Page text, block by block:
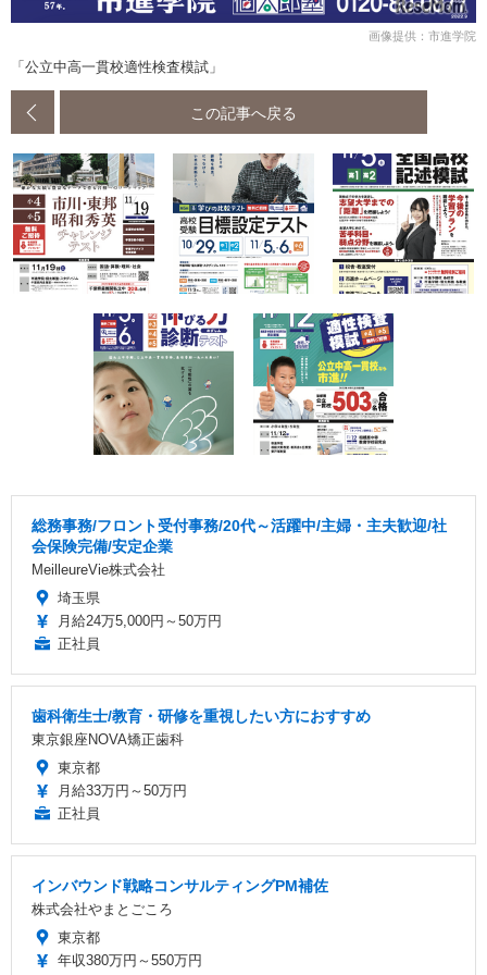
画像提供：市進学院
「公立中高一貫校適性検査模試」
この記事へ戻る
総務事務/フロント受付事務/20代～活躍中/主婦・主夫歓迎/社
会保険完備/安定企業
MeilleureVie株式会社
埼玉県
月給24万5,000円～50万円
正社員
歯科衛生士/教育・研修を重視したい方におすすめ
東京銀座NOVA矯正歯科
東京都
月給33万円～50万円
正社員
インバウンド戦略コンサルティングPM補佐
株式会社やまとごころ
東京都
年収380万円～550万円